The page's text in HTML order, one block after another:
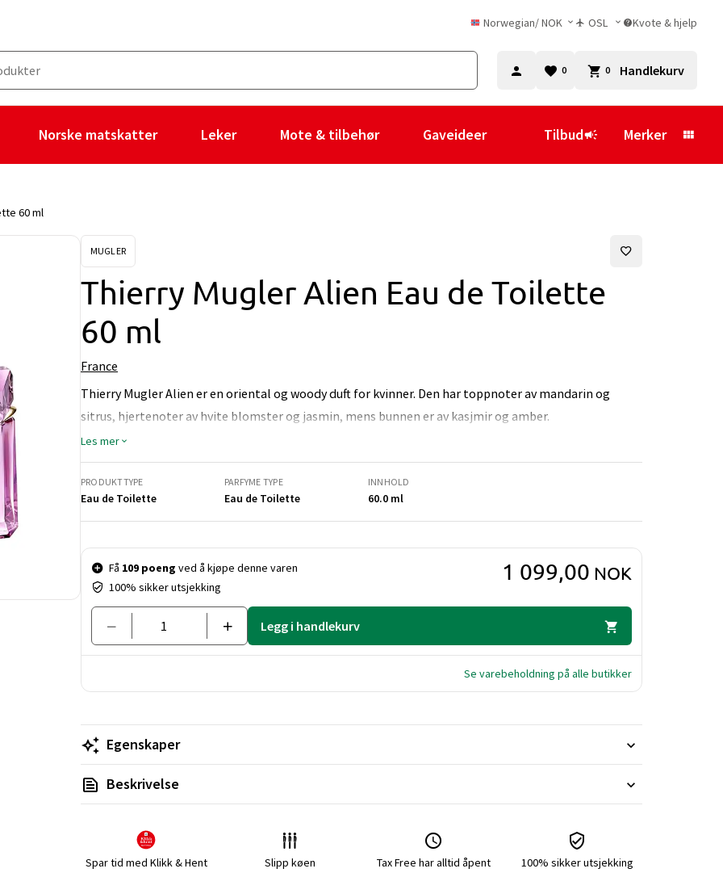
Norwegian/NOK OSL Kvote & hjelp
0 0 Handlekurv
Norske matskatter Leker Mote & tilbehør Gaveideer Tilbud Merker
60 ml
MUGLER
Thierry Mugler Alien Eau de Toilette
60 ml
France
Thierry Mugler Alien er en oriental og woody duft for kvinner. Den har toppnoter av mandarin og
sitrus, hjertenoter av hvite blomster og jasmin, mens bunnen er av kasjmir og amber.
Les mer
PRODUKTTYPE
Eau de Toilette
PARFYME TYPE
Eau de Toilette
INNHOLD
60.0 ml
Pris og mengde
Få 109 poeng ved å kjøpe denne varen
100% sikker utsjekking
1 099,00 NOK
Legg i handlekurv
Se varebeholdning på alle butikker
Egenskaper
Beskrivelse
Spar tid med Klikk & Hent Slipp køen Tax Free har alltid åpent 100% sikker utsjekking